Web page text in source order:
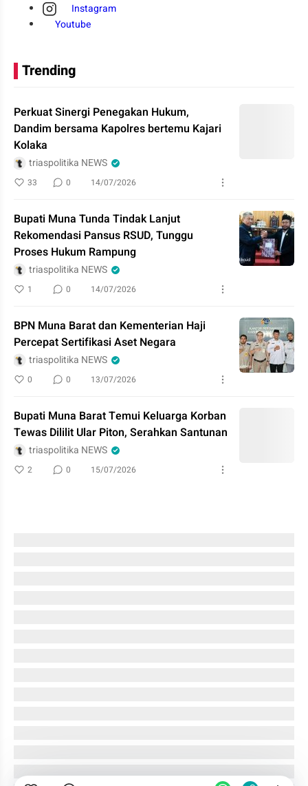
Instagram
Youtube
Trending
Perkuat Sinergi Penegakan Hukum,
Dandim bersama Kapolres bertemu Kajari
Kolaka
triaspolitika NEWS
33 0 14/07/2026
Bupati Muna Tunda Tindak Lanjut
Rekomendasi Pansus RSUD, Tunggu
Proses Hukum Rampung
triaspolitika NEWS
1 0 14/07/2026
BPN Muna Barat dan Kementerian Haji
Percepat Sertifikasi Aset Negara
triaspolitika NEWS
0 0 13/07/2026
Bupati Muna Barat Temui Keluarga Korban
Tewas Dililit Ular Piton, Serahkan Santunan
triaspolitika NEWS
2 0 15/07/2026